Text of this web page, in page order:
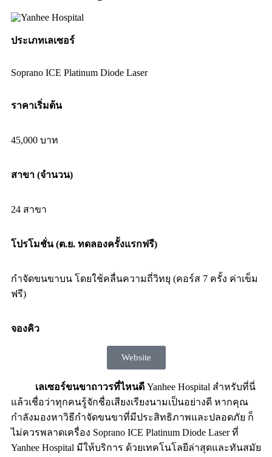
ประเภทเลเซอร์
Soprano ICE Platinum Diode Laser
ราคาเริ่มต้น
45,000 บาท
สาขา (จำนวน)
24 สาขา
โปรโมชั่น (ต.ย. ทดลองครั้งแรกฟรี)
กำจัดขนขาบน โดยใช้คลื่นความถี่วิทยุ (คอร์ส 7 ครั้ง ค่าเข็ม
ฟรี)
จองคิว
Website
เลเซอร์ขนขาถาวรที่ไหนดี Yanhee Hospital สำหรับที่นี่
แล้วเชื่อว่าทุกคนรู้จักชื่อเสียงเรียงนามเป็นอย่างดี หากคุณ
กำลังมองหาวิธีกำจัดขนขาที่มีประสิทธิภาพและปลอดภัย ก็
ไม่ควรพลาดเครื่อง Soprano ICE Platinum Diode Laser ที่
Yanhee Hospital มีให้บริการ ด้วยเทคโนโลยีล่าสุดและทันสมัย